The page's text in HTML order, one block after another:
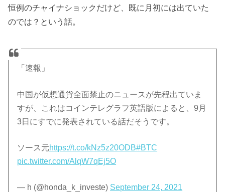
恒例のチャイナショックだけど、既に月初には出ていた
のでは？という話。
「速報」
中国が仮想通貨全面禁止のニュースが先程出ていま
すが、これはコインテレグラフ英語版によると、9月
3日にすでに発表されている話だそうです。
ソース元https://t.co/kNz5z20ODB#BTC
pic.twitter.com/AlqW7qEj5O
— h (@honda_k_investe) September 24, 2021